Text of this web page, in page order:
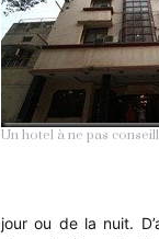
Un hotel à ne pas
jour ou de la nuit.